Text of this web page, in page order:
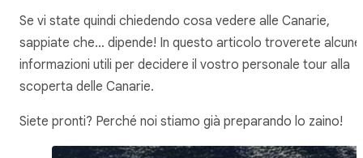
Se vi state quindi chiedendo cosa vedere alle Canarie,
sappiate che… dipende! In questo articolo troverete alcune
informazioni utili per decidere il vostro personale tour alla
scoperta delle Canarie.
Siete pronti? Perché noi stiamo già preparando lo zaino!